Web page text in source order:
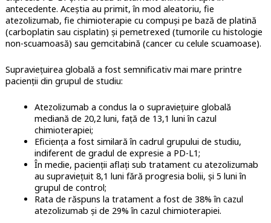
antecedente. Aceștia au primit, în mod aleatoriu, fie
atezolizumab, fie chimioterapie cu compuși pe bază de platină
(carboplatin sau cisplatin) și pemetrexed (tumorile cu histologie
non-scuamoasă) sau gemcitabină (cancer cu celule scuamoase).
Supraviețuirea globală a fost semnificativ mai mare printre
pacienții din grupul de studiu:
Atezolizumab a condus la o supraviețuire globală
mediană de 20,2 luni, față de 13,1 luni în cazul
chimioterapiei;
Eficiența a fost similară în cadrul grupului de studiu,
indiferent de gradul de expresie a PD-L1;
În medie, pacienții aflați sub tratament cu atezolizumab
au supraviețuit 8,1 luni fără progresia bolii, și 5 luni în
grupul de control;
Rata de răspuns la tratament a fost de 38% în cazul
atezolizumab și de 29% în cazul chimioterapiei.